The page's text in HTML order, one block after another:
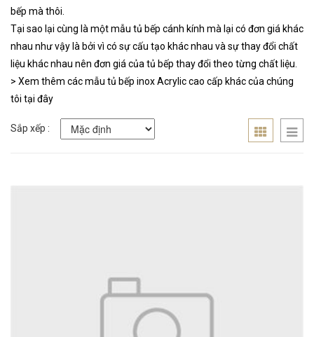
bếp mà thôi.
Tại sao lại cùng là một mẫu tủ bếp cánh kính mà lại có đơn giá khác
nhau như vậy là bởi vì có sự cấu tạo khác nhau và sự thay đổi chất
liệu khác nhau nên đơn giá của tủ bếp thay đổi theo từng chất liệu.
> Xem thêm các mẫu tủ bếp inox Acrylic cao cấp khác của chúng
tôi tại đây
Sắp xếp :